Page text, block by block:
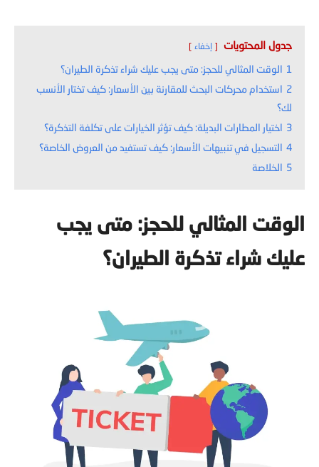
جدول المحتويات إخفاء
1 الوقت المثالي للحجز: متى يجب عليك شراء تذكرة الطيران؟
2 استخدام محركات البحث للمقارنة بين الأسعار: كيف تختار الأنسب
لك؟
3 اختيار المطارات البديلة: كيف تؤثر الخيارات على تكلفة التذكرة؟
4 التسجيل في تنبيهات الأسعار: كيف تستفيد من العروض الخاصة؟
5 الخلاصة
الوقت المثالي للحجز: متى يجب
عليك شراء تذكرة الطيران؟